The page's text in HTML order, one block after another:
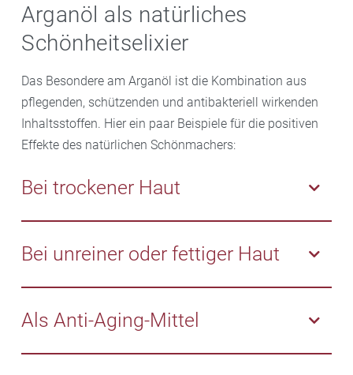
Arganöl als natürliches
Schönheitselixier
Das Besondere am Arganöl ist die Kombination aus
pflegenden, schützenden und antibakteriell wirkenden
Inhaltsstoffen. Hier ein paar Beispiele für die positiven
Effekte des natürlichen Schönmachers:
Bei trockener Haut
Haut, die altersbedingt oder aufgrund äußerer
Einflüsse zu trocken ist, profitiert vor allem von den
feuchtigkeitserhaltenden Eigenschaften des Arganöls.
Dabei zieht das Öl schnell ein und hinterlässt keinen
Fettfilm auf der Haut.
Bei unreiner oder fettiger Haut
Bei Akne oder unreiner Haut kann das Öl dank seiner
entzündungshemmenden und desinfizierenden
Wirkstoffe ebenfalls helfen. Zudem ist Arganöl
nachweislich nicht komedogen. Das heißt: Es
Als Anti-Aging-Mittel
Arganöl enthält neben Vitamin-E-Verbindungen und